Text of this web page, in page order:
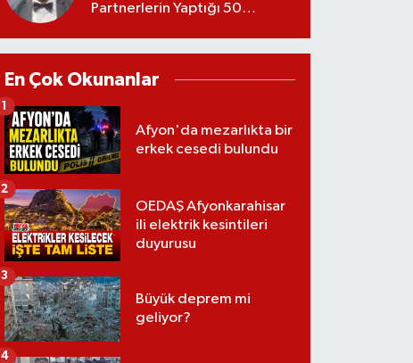
Partnerlerin Yaptığı 50
En Çok Okunanlar
Afyon'da mezarlıkta bir
erkek cesedi bulundu
1
OEDAŞ Afyonkarahisar
ili elektrik kesintileri
duyurusu
2
Büyük deprem mi
geliyor?
3
4